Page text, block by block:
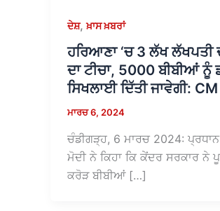
ਦੇਸ਼,ਖ਼ਾਸ ਖ਼ਬਰਾਂ
ਹਰਿਆਣਾ ‘ਚ 3 ਲੱਖ ਲੱਖਪਤੀ
ਦਾ ਟੀਚਾ, 5000 ਬੀਬੀਆਂ ਨੂੰ
ਸਿਖਲਾਈ ਦਿੱਤੀ ਜਾਵੇਗੀ:
ਮਾਰਚ 6, 2024
ਚੰਡੀਗੜ੍ਹ, 6 ਮਾਰਚ 2024:
ਮੋਦੀ ਨੇ ਕਿਹਾ ਕਿ ਕੇਂਦਰ ਸਰਕਾਰ ਨੇ
ਕਰੋੜ ਬੀਬੀਆਂ […]